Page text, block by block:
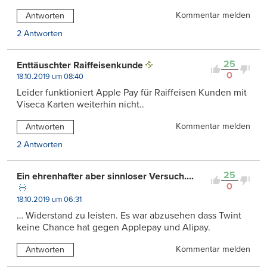
Antworten
Kommentar melden
2 Antworten
25
0
Enttäuschter Raiffeisenkunde
18.10.2019 um 08:40
Leider funktioniert Apple Pay für Raiffeisen Kunden mit
Viseca Karten weiterhin nicht..
Antworten
Kommentar melden
2 Antworten
25
0
Ein ehrenhafter aber sinnloser Versuch....
18.10.2019 um 06:31
… Widerstand zu leisten. Es war abzusehen dass Twint
keine Chance hat gegen Applepay und Alipay.
Antworten Kommentar melden